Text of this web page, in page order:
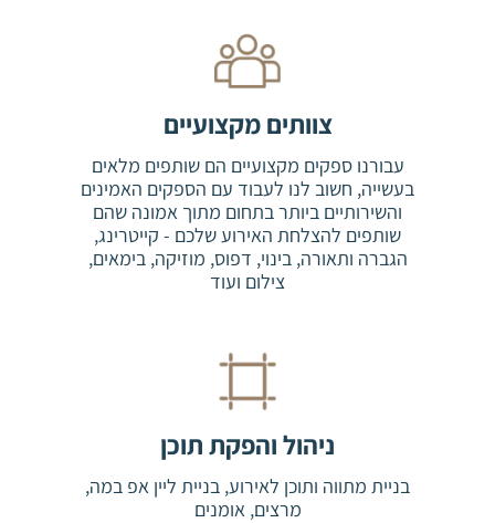
צוותים מקצועיים
עבורנו ספקים מקצועיים הם שותפים מלאים
בעשייה, חשוב לנו לעבוד עם הספקים האמינים
והשירותיים ביותר בתחום מתוך אמונה שהם
שותפים להצלחת האירוע שלכם - קייטרינג,
הגברה ותאורה, בינוי, דפוס, מוזיקה, בימאים,
צילום ועוד
ניהול והפקת תוכן
בניית מתווה ותוכן לאירוע, בניית ליין אפ במה,
מרצים, אומנים